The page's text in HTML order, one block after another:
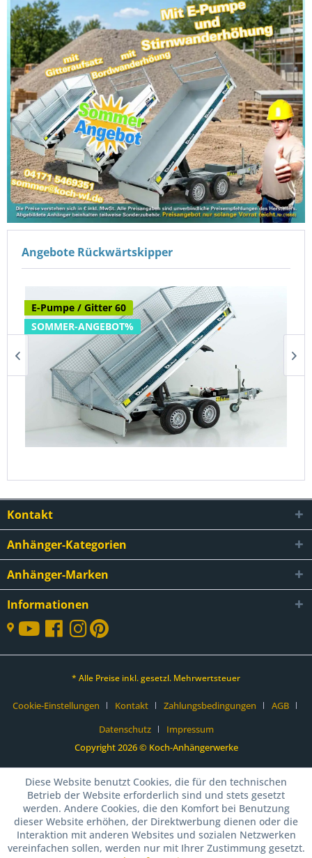
Angebote Rückwärtskipper
E-Pumpe / Gitter 60
SOMMER-ANGEBOT%
Debon Heckkipper 155x305cm 2,0t|E-Pumpe|Gitter...
5.290,00 € 6.395,00 €
Kontakt
Anhänger-Kategorien
Anhänger-Marken
Informationen
* Alle Preise inkl. gesetzl. Mehrwertsteuer
Cookie-Einstellungen Kontakt Zahlungsbedingungen
AGB
Datenschutz
Impressum
Copyright 2026 © Koch-Anhängerwerke
Diese Website benutzt Cookies, die für den technischen
Betrieb der Website erforderlich sind und stets gesetzt
werden. Andere Cookies, die den Komfort bei Benutzung
dieser Website erhöhen, der Direktwerbung dienen oder die
Interaktion mit anderen Websites und sozialen Netzwerken
vereinfachen sollen, werden nur mit Ihrer Zustimmung gesetzt.